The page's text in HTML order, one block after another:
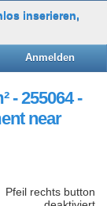
Anmelden
- 255064 -
near